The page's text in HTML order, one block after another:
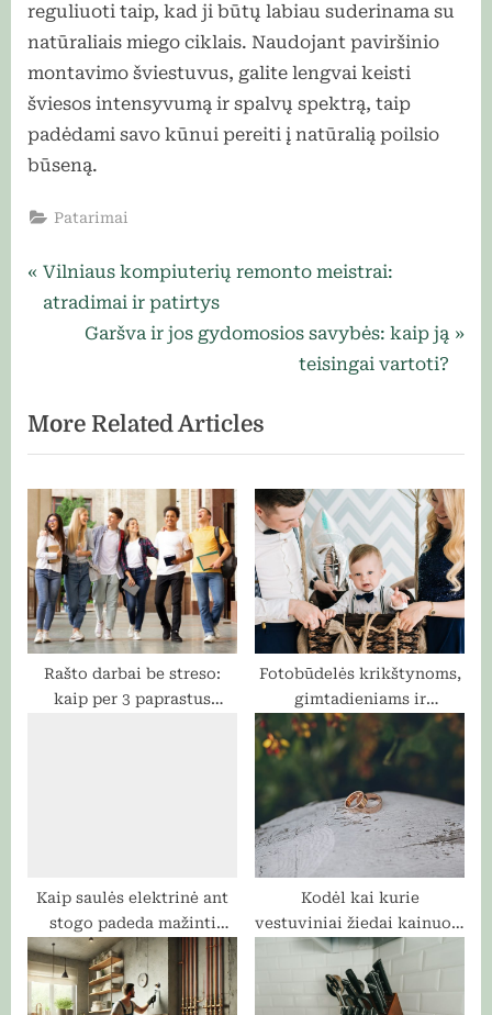
reguliuoti taip, kad ji būtų labiau suderinama su
natūraliais miego ciklais. Naudojant paviršinio
montavimo šviestuvus, galite lengvai keisti
šviesos intensyvumą ir spalvų spektrą, taip
padėdami savo kūnui pereiti į natūralią poilsio
būseną.
Patarimai
Navigacija
tarp
P
r
o
u
s
P
o
s
t
:
Vilniaus kompiuterių remonto meistrai:
atradimai ir patirtys
N
t
P
o
s
t
:
Garšva ir jos gydomosios savybės: kaip ją
teisingai vartoti?
More Related Articles
Rašto darbai be streso:
kaip per 3 paprastus
Fotobūdelės krikštynoms,
gimtadieniams ir
jubiliejams: ką verta žinoti
prieš rezervuojant
Kaip saulės elektrinė ant
stogo padeda mažinti
anglies pėdsaką ir taupyti
gamtos išteklius
Kodėl kai kurie
vestuviniai žiedai kainuoja
daugiau nei jūsų pirmasis
automobilis?